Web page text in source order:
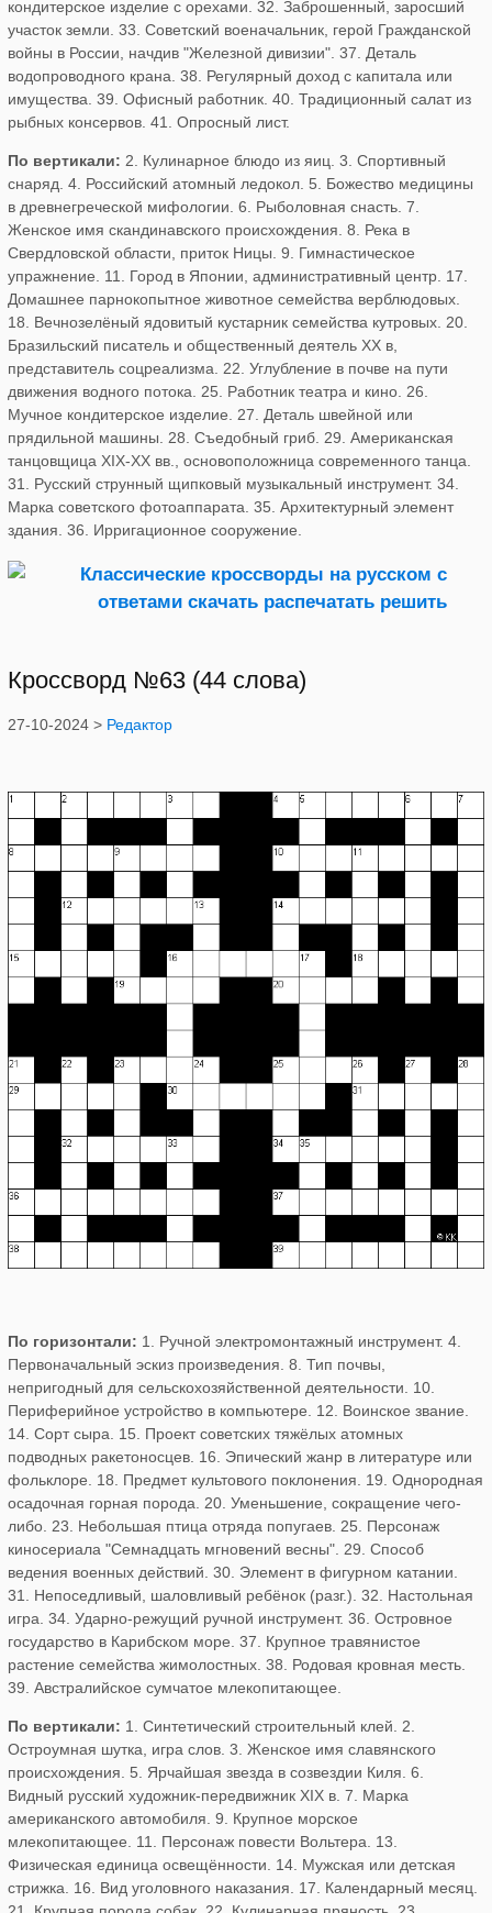
кондитерское изделие с орехами. 32. Заброшенный, заросший
участок земли. 33. Советский военачальник, герой Гражданской
войны в России, начдив "Железной дивизии". 37. Деталь
водопроводного крана. 38. Регулярный доход с капитала или
имущества. 39. Офисный работник. 40. Традиционный салат из
рыбных консервов. 41. Опросный лист.
По вертикали: 2. Кулинарное блюдо из яиц. 3. Спортивный
снаряд. 4. Российский атомный ледокол. 5. Божество медицины
в древнегреческой мифологии. 6. Рыболовная снасть. 7.
Женское имя скандинавского происхождения. 8. Река в
Свердловской области, приток Ницы. 9. Гимнастическое
упражнение. 11. Город в Японии, административный центр. 17.
Домашнее парнокопытное животное семейства верблюдовых.
18. Вечнозелёный ядовитый кустарник семейства кутровых. 20.
Бразильский писатель и общественный деятель XX в,
представитель соцреализма. 22. Углубление в почве на пути
движения водного потока. 25. Работник театра и кино. 26.
Мучное кондитерское изделие. 27. Деталь швейной или
прядильной машины. 28. Съедобный гриб. 29. Американская
танцовщица XIX-XX вв., основоположница современного танца.
31. Русский струнный щипковый музыкальный инструмент. 34.
Марка советского фотоаппарата. 35. Архитектурный элемент
здания. 36. Ирригационное сооружение.
Кроссворд №63 (44 слова)
27-10-2024 > Редактор
По горизонтали: 1. Ручной электромонтажный инструмент. 4.
Первоначальный эскиз произведения. 8. Тип почвы,
непригодный для сельскохозяйственной деятельности. 10.
Периферийное устройство в компьютере. 12. Воинское звание.
14. Сорт сыра. 15. Проект советских тяжёлых атомных
подводных ракетоносцев. 16. Эпический жанр в литературе или
фольклоре. 18. Предмет культового поклонения. 19. Однородная
осадочная горная порода. 20. Уменьшение, сокращение чего-
либо. 23. Небольшая птица отряда попугаев. 25. Персонаж
киносериала "Семнадцать мгновений весны". 29. Способ
ведения военных действий. 30. Элемент в фигурном катании.
31. Непоседливый, шаловливый ребёнок (разг.). 32. Настольная
игра. 34. Ударно-режущий ручной инструмент. 36. Островное
государство в Карибском море. 37. Крупное травянистое
растение семейства жимолостных. 38. Родовая кровная месть.
39. Австралийское сумчатое млекопитающее.
По вертикали: 1. Синтетический строительный клей. 2.
Остроумная шутка, игра слов. 3. Женское имя славянского
происхождения. 5. Ярчайшая звезда в созвездии Киля. 6.
Видный русский художник-передвижник XIX в. 7. Марка
американского автомобиля. 9. Крупное морское
млекопитающее. 11. Персонаж повести Вольтера. 13.
Физическая единица освещённости. 14. Мужская или детская
стрижка. 16. Вид уголовного наказания. 17. Календарный месяц.